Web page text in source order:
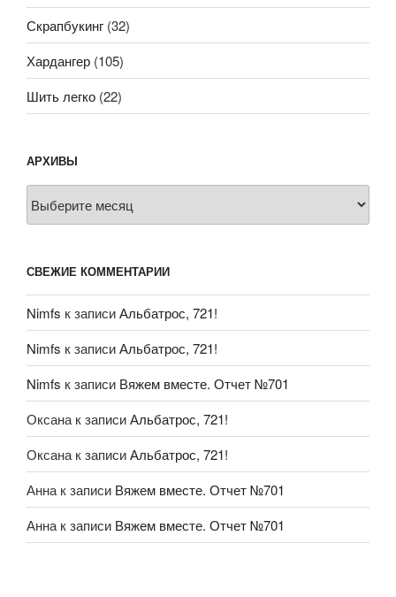
Скрапбукинг (32)
Хардангер (105)
Шить легко (22)
АРХИВЫ
СВЕЖИЕ КОММЕНТАРИИ
Nimfs к записиАльбатрос, 721!
Nimfs к записиАльбатрос, 721!
Nimfs к записи Вяжем вместе. Отчет №701
Оксана к записиАльбатрос, 721!
Оксана к записиАльбатрос, 721!
Анна к записи Вяжем вместе. Отчет №701
Анна к записи Вяжем вместе. Отчет №701